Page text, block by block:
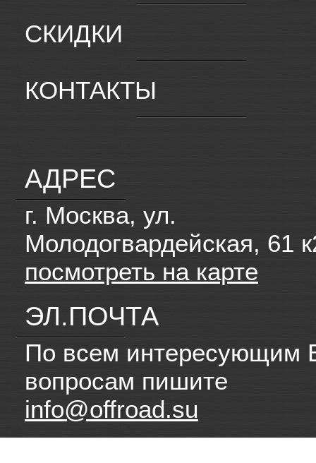
СКИДКИ
КОНТАКТЫ
АДРЕС
г. Москва, ул.
Молодогвардейская, 61
посмотреть на карте
ЭЛ.ПОЧТА
По всем интересующим
вопросам пишите
info@offroad.su